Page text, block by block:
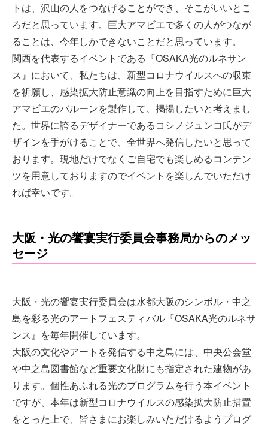
トは、沢山の人をつなげることができ、そこがいいとこ
ろだと思っています。巨大アマビエで多くの人がつなが
ることは、今年しかできないことだと思っています。
関西を代表するイベントである『OSAKA光のルネサン
ス』において、私たちは、新型コロナウイルスへの収束
を祈願し、感染拡大防止意識の向上を目指すために巨大
アマビエのバルーンを製作して、掲揚したいと考えまし
た。世界に誇るデザイナーであるコシノジュンコ氏がデ
ザインを手がけることで、全世界へ発信したいと思って
おります。現地だけでなくご自宅でも楽しめるコンテン
ツを用意しておりますのでイベントを楽しんでいただけ
れば幸いです。
大阪・光の饗宴実行委員会事務局からのメッ
セージ
大阪・光の饗宴実行委員会は水都大阪のシンボル・中之
島を彩る光のアートフェスティバル『OSAKA光のルネサ
ンス』を毎年開催しています。
大阪の文化やアートを発信する中之島には、中央公会堂
や中之島図書館など重要文化財にも指定された建物があ
ります。個性あふれる光のプログラムを行う本イベント
ですが、本年は新型コロナウイルスの感染拡大防止措置
をとった上で、皆さまにお楽しみいただけるようプログ